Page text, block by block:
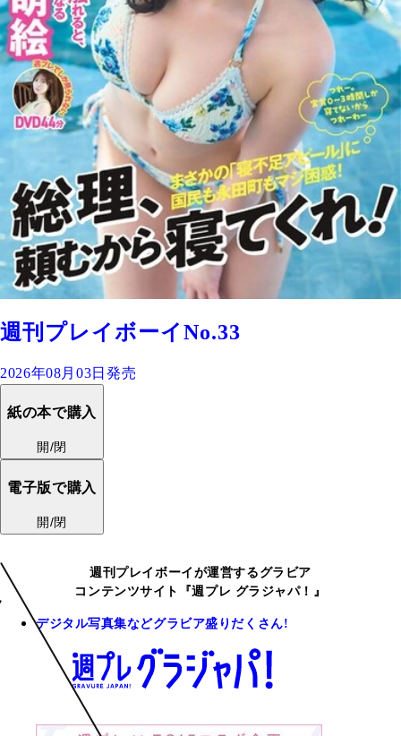
週刊プレイボーイNo.33
2026年08月03日発売
紙の本で購入
開/閉
電子版で購入
開/閉
週刊プレイボーイが運営するグラビア
コンテンツサイト『週プレ グラジャパ！』
デジタル写真集などグラビア盛りだくさん!